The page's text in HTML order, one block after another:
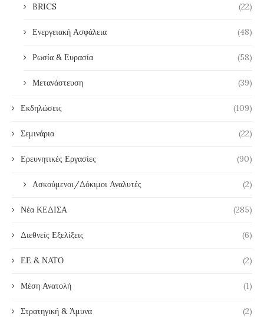
BRICS (22)
Ενεργειακή Ασφάλεια (48)
Ρωσία & Ευρασία (58)
Μετανάστευση (39)
Εκδηλώσεις (109)
Σεμινάρια (22)
Ερευνητικές Εργασίες (90)
Ασκούμενοι/Δόκιμοι Αναλυτές (2)
Νέα ΚΕΔΙΣΑ (285)
Διεθνείς Εξελίξεις (6)
ΕΕ & ΝΑΤΟ (2)
Μέση Ανατολή (1)
Στρατηγική & Άμυνα (2)